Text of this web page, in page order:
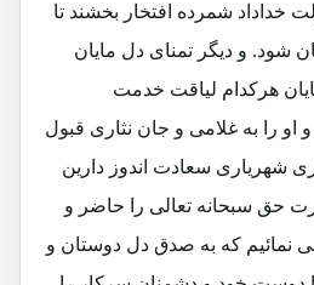
خداداد شمرده افتخار بخشند تا
شود. و دیگر تمنای دل مایان
هرکدام لیاقت خدمت
او را به غلامی و جان نثاری قبول
شهریاری سعادت اندوز دارین
حق سبحانه تعالی را حاضر و
نمائیم که به صدق دل دوستان و